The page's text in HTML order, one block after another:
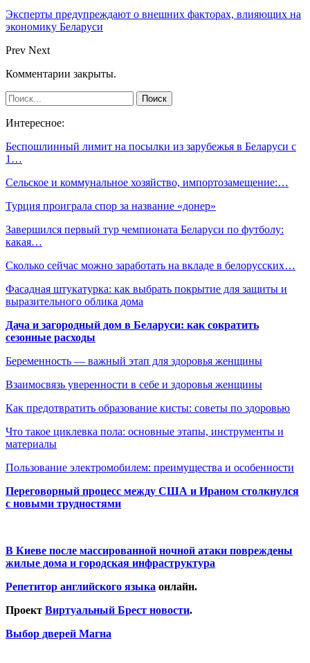
Эксперты предупреждают о внешних факторах, влияющих на
экономику Беларуси
Prev Next
Комментарии закрыты.
Интересное:
Беспошлинный лимит на посылки из зарубежья в Беларуси с
1…
Сельское и коммунальное хозяйство, импортозамещение:…
Турция проиграла спор за название «донер»
Завершился первый тур чемпионата Беларуси по футболу:
какая…
Сколько сейчас можно заработать на вкладе в белорусских…
Фасадная штукатурка: как выбрать покрытие для защиты и
выразительного облика дома
Дача и загородный дом в Беларуси: как сократить
сезонные расходы
Беременность — важный этап для здоровья женщины
Взаимосвязь уверенности в себе и здоровья женщины
Как предотвратить образование кисты: советы по здоровью
Что такое циклевка пола: основные этапы, инструменты и
материалы
Пользование электромобилем: преимущества и особенности
Переговорный процесс между США и Ираном столкнулся
с новыми трудностями
В Киеве после массированной ночной атаки повреждены
жилые дома и городская инфраструктура
Репетитор английского языка онлайн.
Проект Виртуальный Брест новости.
Выбор дверей Магна